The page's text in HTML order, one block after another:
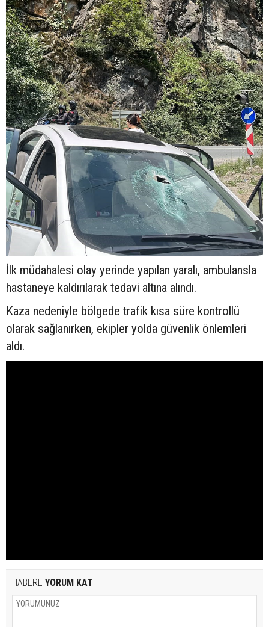
İlk müdahalesi olay yerinde yapılan yaralı, ambulansla
hastaneye kaldırılarak tedavi altına alındı.
Kaza nedeniyle bölgede trafik kısa süre kontrollü
olarak sağlanırken, ekipler yolda güvenlik önlemleri
aldı.
HABERE YORUM KAT